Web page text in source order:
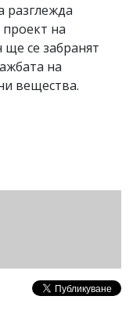
разглежда
на
се забранят
на
вещества.